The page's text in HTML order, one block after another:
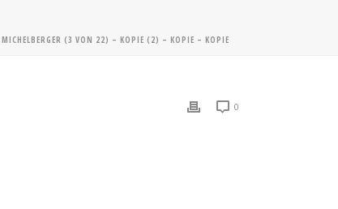
(3 VON 22) – KOPIE (2) – KOPIE – KOPIE
0